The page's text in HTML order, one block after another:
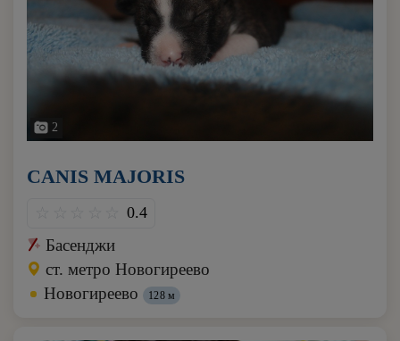
2
CANIS MAJORIS
0.4
Басенджи
ст. метро Новогиреево
Новогиреево
128 м